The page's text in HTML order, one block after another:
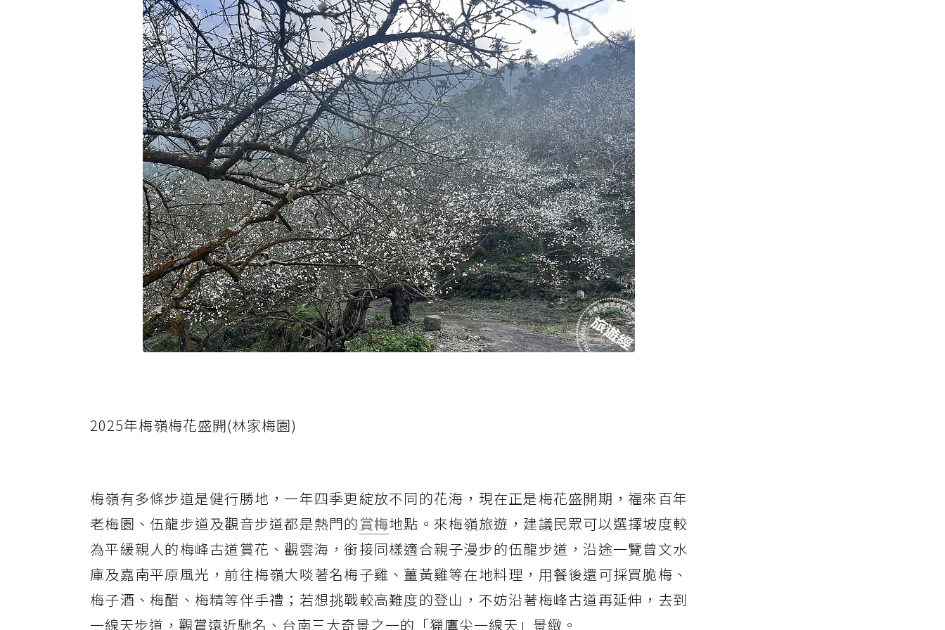
2025年梅嶺梅花盛開(林家梅園)
梅嶺有多條步道是健行勝地，一年四季更綻放不同的花海，現在正是梅花盛開期，福來百年
老梅園、伍龍步道及觀音步道都是熱門的賞梅地點。來梅嶺旅遊，建議民眾可以選擇坡度較
為平緩親人的梅峰古道賞花、觀雲海，銜接同樣適合親子漫步的伍龍步道，沿途一覽曾文水
庫及嘉南平原風光，前往梅嶺大啖著名梅子雞、薑黃雞等在地料理，用餐後還可採買脆梅、
梅子酒、梅醋、梅精等伴手禮；若想挑戰較高難度的登山，不妨沿著梅峰古道再延伸，去到
一線天步道，觀賞遠近馳名、台南三大奇景之一的「獵鷹尖一線天」景緻。